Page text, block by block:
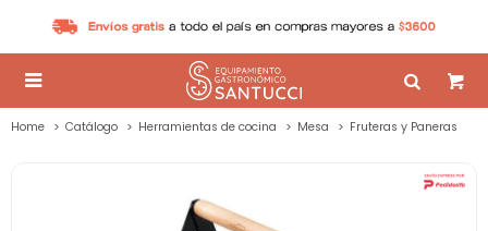

Home Catálogo Herramientas de cocina Mesa Fruteras y Paneras